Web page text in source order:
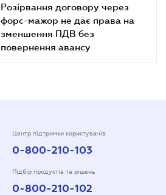
Розірвання договору через
форс-мажор не дає права на
зменшення ПДВ без
повернення авансу
Центр підтримки користувачів
0-800-210-103
Підбір продуктів та рішень
0-800-210-102